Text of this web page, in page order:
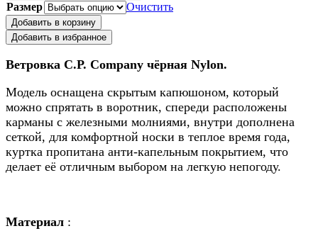
Размер Очистить
Добавить в корзину
Добавить в избранное
Ветровка C.P. Company чёрная Nylon.
Модель оснащена скрытым капюшоном, который
можно спрятать в воротник, спереди расположены
карманы с железными молниями, внутри дополнена
сеткой, для комфортной носки в теплое время года,
куртка пропитана анти-капельным покрытием, что
делает её отличным выбором на легкую непогоду.
Материал :